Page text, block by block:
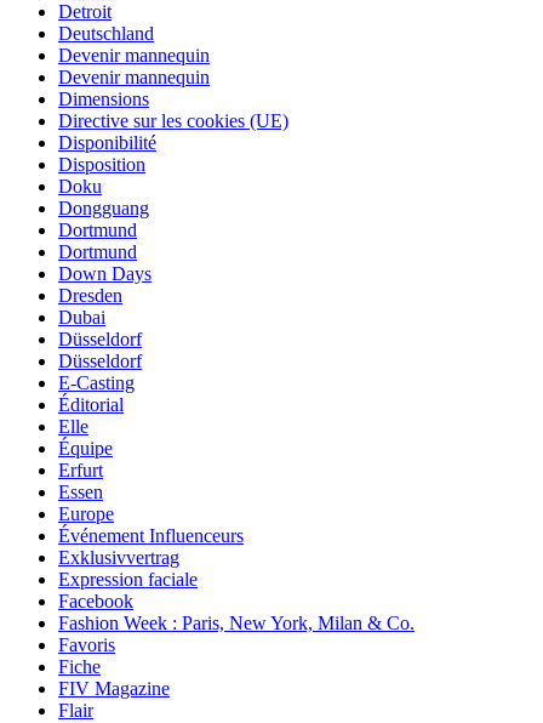
Detroit
Deutschland
Devenir mannequin
Devenir mannequin
Dimensions
Directive sur les cookies (UE)
Disponibilité
Disposition
Doku
Dongguang
Dortmund
Dortmund
Down Days
Dresden
Dubai
Düsseldorf
Düsseldorf
E-Casting
Éditorial
Elle
Équipe
Erfurt
Essen
Europe
Événement Influenceurs
Exklusivvertrag
Expression faciale
Facebook
Fashion Week : Paris, New York, Milan & Co.
Favoris
Fiche
FIV Magazine
Flair